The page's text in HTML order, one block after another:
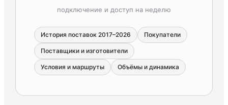
подключение и доступ на неделю
История поставок 2017–2026 Покупатели
Поставщики и изготовители
Условия и маршруты Объёмы и динамика